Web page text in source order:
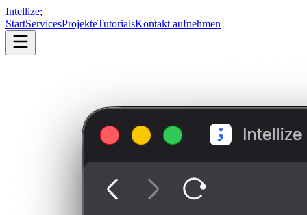
Intellize;
StartServicesProjekteTutorialsKontakt aufnehmen